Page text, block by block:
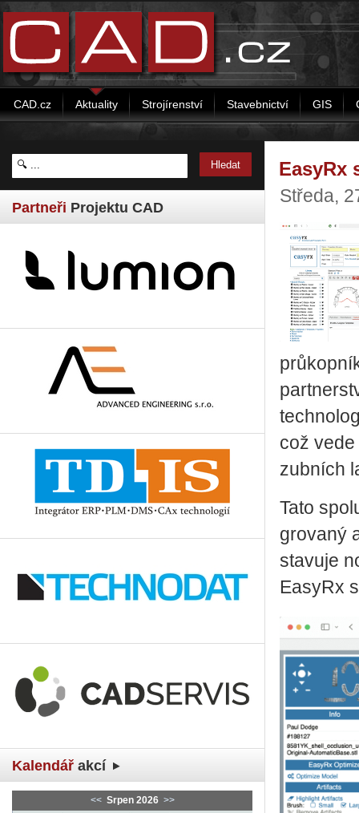
CAD.cz Aktuality Strojírenství Stavebnictví GIS
Partneři Projektu CAD
Kalendář akcí
<< Srpen 2026 >>
EasyRx
Středa,
což
zub­ních
Tato
gro­va­ný
sta­vu­je
Ea­sy­Rx